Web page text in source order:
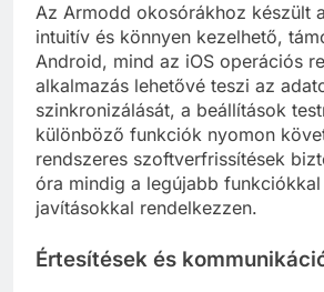
Az Armodd okosórákhoz készült
intuitív és könnyen kezelhető,
Android, mind az iOS operációs
alkalmazás lehetővé teszi az
szinkronizálását, a beállítások
különböző funkciók nyomon
rendszeres szoftverfrissítések
óra mindig a legújabb
javításokkal rendelkezzen.
Értesítések és